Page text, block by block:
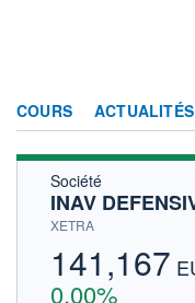
COURS ACTUALITÉS
Société
INAV
XETRA
141,167
0,00%